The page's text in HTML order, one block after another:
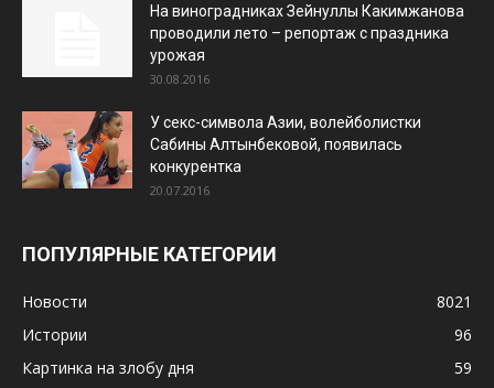
На виноградниках Зейнуллы Какимжанова
проводили лето – репортаж с праздника
урожая
30.08.2016
У секс-символа Азии, волейболистки
Сабины Алтынбековой, появилась
конкурентка
20.07.2016
ПОПУЛЯРНЫЕ КАТЕГОРИИ
Новости
8021
Истории
96
Картинка на злобу дня
59